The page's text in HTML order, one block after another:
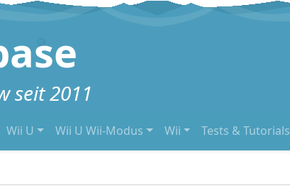
seit 2011
Wii U Wii U Wii-Modus Wii Tests & Tutorials